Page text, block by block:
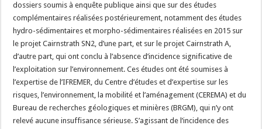
dossiers soumis à enquête publique ainsi que sur des études
complémentaires réalisées postérieurement, notamment des études
hydro-sédimentaires et morpho-sédimentaires réalisées en 2015 sur
le projet Cairnstrath SN2, d’une part, et sur le projet Cairnstrath A,
d’autre part, qui ont conclu à l’absence d’incidence significative de
l’exploitation sur l’environnement. Ces études ont été soumises à
l’expertise de l’IFREMER, du Centre d’études et d’expertise sur les
risques, l’environnement, la mobilité et l’aménagement (CEREMA) et du
Bureau de recherches géologiques et minières (BRGM), qui n’y ont
relevé aucune insuffisance sérieuse. S’agissant de l’incidence des